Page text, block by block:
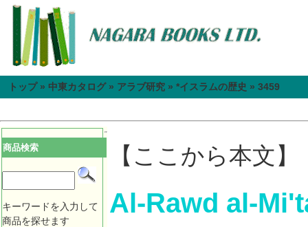
トップ» 中東カタログ» アラブ研究 » *イスラムの歴史 » 3459
商品検索
キーワードを入力して
商品を探せます
【ここから本文】
Al-Rawd al-